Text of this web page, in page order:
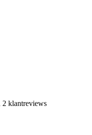
2 klantreviews